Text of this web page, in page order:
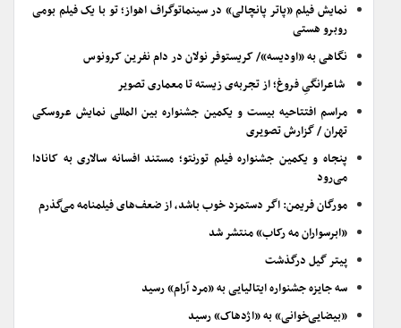
نمایش فیلم «پاتر پانچالی» در سینماتوگراف اهواز؛ تو با یک فیلم بومی
روبرو هستی
نگاهی به «اودیسه»/ کریستوفر نولان در دام نفرین کرونوس
شاعرانگیِ فروغ؛ از تجربه‌ی زیسته تا معماری تصویر
مراسم افتتاحیه بیست و یکمین جشنواره بین المللی نمایش عروسکی
تهران / گزارش تصویری
پنجاه و یکمین جشنواره فیلم تورنتو؛ مستند افسانه سالاری به کانادا
می‌رود
مورگان فریمن: اگر دستمزد خوب باشد، از ضعف‌های فیلمنامه می‌گذرم
«ابرسواران مه رکاب» منتشر شد
پیتر گیل درگذشت
سه جایزه جشنواره ایتالیایی به «مرد آرام» رسید
«بیضایی‌خوانی» به «اژدهاک» رسید